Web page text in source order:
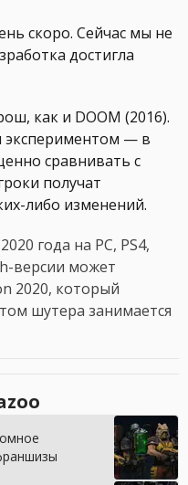
скоро. Сейчас мы не
достигла
как и DOOM (2016).
экспериментом — в
сравнивать с
получат
либо изменений.
года на PC, PS4,
версии может
2020, который
шутера занимается